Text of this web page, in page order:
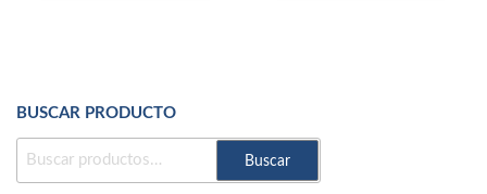
BUSCAR PRODUCTO
Buscar